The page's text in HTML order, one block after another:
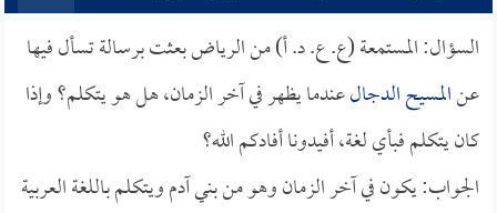
السؤال: المستمعة (ع. ع. د. أ) من الرياض بعثت برسالة تسأل فيها
عنالمسيح الدجالعندما يظهر في آخر الزمان، هل هو يتكلم؟ وإذا
كان يتكلم فبأي لغة، أفيدونا أفادكم الله؟
الجواب: يكون في آخر الزمان وهو من بني آدم ويتكلم باللغة العربية